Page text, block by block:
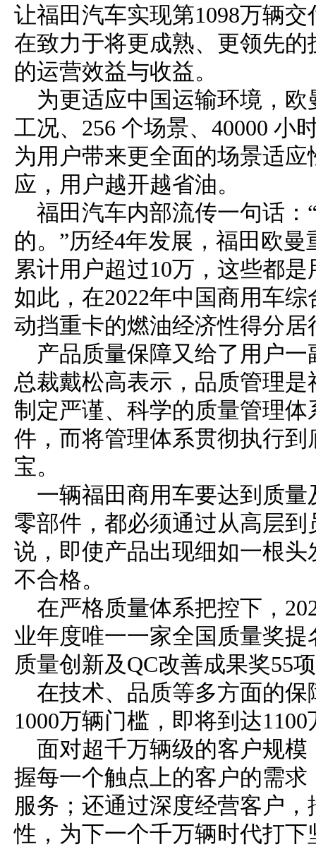
让福田汽车实现第1098万辆
在致力于将更成熟、更领先
的运营效益与收益。
为更适应中国运输环境，
工况、256 个场景、40000 小
为用户带来更全面的场景适
应，用户越开越省油。
福田汽车内部流传一句话
的。”历经4年发展，福田欧
累计用户超过10万，这些都
如此，在2022年中国商用车
动挡重卡的燃油经济性得分居
产品质量保障又给了用户
总裁戴松高表示，品质管理
制定严谨、科学的质量管理
件，而将管理体系贯彻执行
宝。
一辆福田商用车要达到质
零部件，都必须通过从高层
说，即使产品出现细如一根
不合格。
在严格质量体系把控下，
业年度唯一一家全国质量奖
质量创新及QC改善成果奖55
在技术、品质等多方面的
1000万辆门槛，即将到达
面对超千万辆级的客户规
握每一个触点上的客户的需
服务；还通过深度经营客户
性，为下一个千万辆时代打下